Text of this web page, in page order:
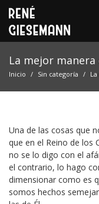
La mejor
Inicio Sin categoría
Una de las cosas que
que en el Reino de los
no se lo digo con el
el contrario, lo hago
dimensionar como es
somos hechos